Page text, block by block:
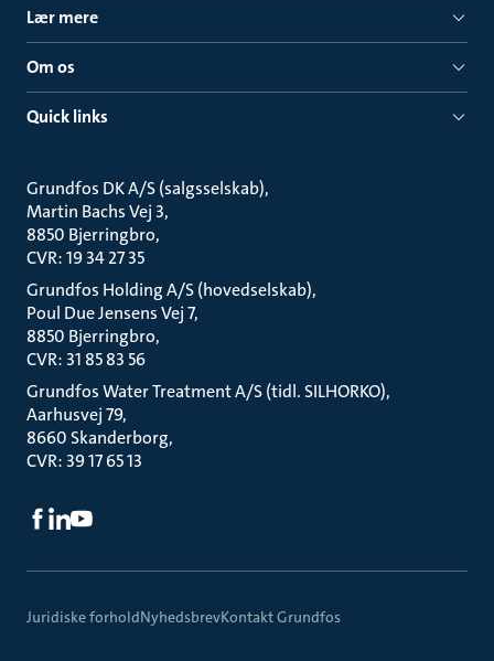
Lær mere
Om os
Quick links
Grundfos DK A/S (salgsselskab)
Martin Bachs Vej 3
8850 Bjerringbro
CVR: 19 34 27 35
Grundfos Holding A/S (hovedselskab)
Poul Due Jensens Vej 7
8850 Bjerringbro
CVR: 31 85 83 56
Grundfos Water Treatment A/S (tidl. SILHORKO)
Aarhusvej 79
8660 Skanderborg
CVR: 39 17 65 13
Juridiske forholdNyhedsbrevKontakt Grundfos